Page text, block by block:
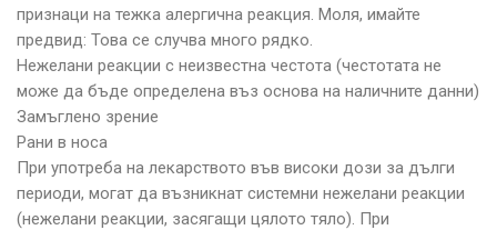
признаци на тежка алергична реакция. Моля, имайте
предвид: Това се случва много рядко.
Нежелани реакции с неизвестна честота (честотата не
може да бъде определена въз основа на наличните данни)
Замъглено зрение
Рани в носа
При употреба на лекарството във високи дози за дълги
периоди, могат да възникнат системни нежелани реакции
(нежелани реакции, засягащи цялото тяло). При